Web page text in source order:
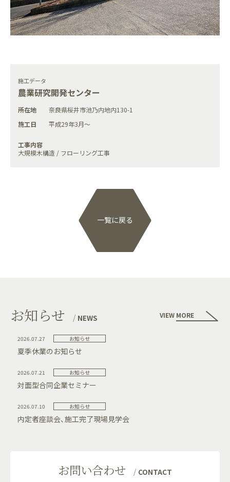
施工データ
農業研究開発センター
所在地
奈良県桜井市池乃内地内130-1
施工日
平成29年3月～
工事内容
大規模木構造 / フローリング工事
一覧に戻る
お知らせ NEWS VIEW MORE
2026.07.27 お知らせ
夏季休業のお知らせ
2026.07.21 お知らせ
対面型合同企業セミナー
2026.07.10 お知らせ
内定者座談会、施工完了現場見学会
お問い合わせ CONTACT